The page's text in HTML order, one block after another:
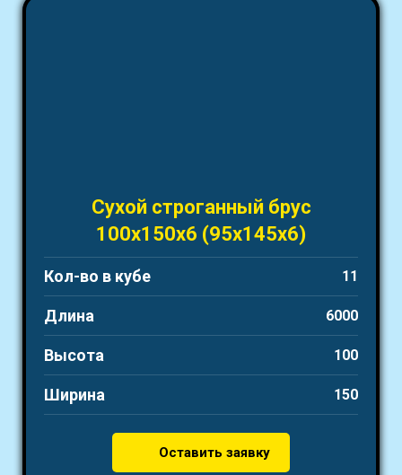
Сухой строганный брус
100х150х6 (95х145х6)
Кол-во в кубе 11
Длина 6000
Высота 100
Ширина 150
Оставить заявку